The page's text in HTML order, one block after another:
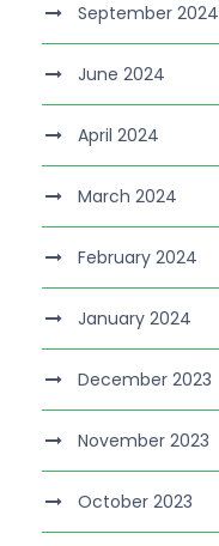
September 2024
June 2024
April 2024
March 2024
February 2024
January 2024
December 2023
November 2023
October 2023